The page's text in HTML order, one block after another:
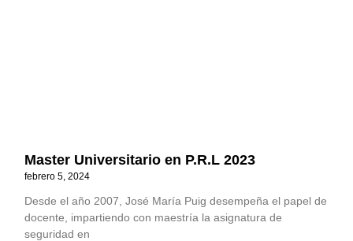
Master Universitario en P.R.L 2023
febrero 5, 2024
Desde el año 2007, José María Puig desempeña el papel de
docente, impartiendo con maestría la asignatura de
seguridad en